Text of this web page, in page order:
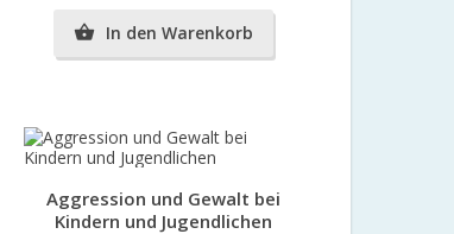
 In den Warenkorb
Vorschau
Aggression und Gewalt bei
Kindern und Jugendlichen